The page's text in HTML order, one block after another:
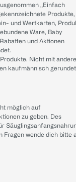
„Einfach
Produkte,
und Wertkarten,
Ware, Baby
und Aktionen
Nicht mit
kaufmännisch
möglich auf
zu geben. Des
Fragen wende dich bitte